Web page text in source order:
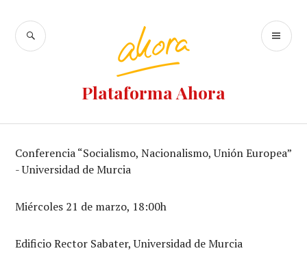
contenido
Plataforma Ahora
BUSCAR
Conferencia “Socialismo, Nacionalismo, Unión Europea”
- Universidad de Murcia
Miércoles 21 de marzo, 18:00h
Edificio Rector Sabater, Universidad de Murcia